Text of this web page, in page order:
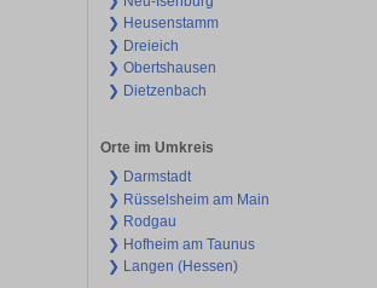
❯ Heusenstamm
❯ Dreieich
❯ Obertshausen
❯ Dietzenbach
Orte im Umkreis
❯ Darmstadt
❯ Rüsselsheim am Main
❯ Rodgau
❯ Hofheim am Taunus
❯ Langen (Hessen)